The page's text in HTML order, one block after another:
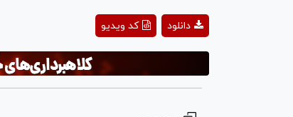
کد ویدیو دانلود